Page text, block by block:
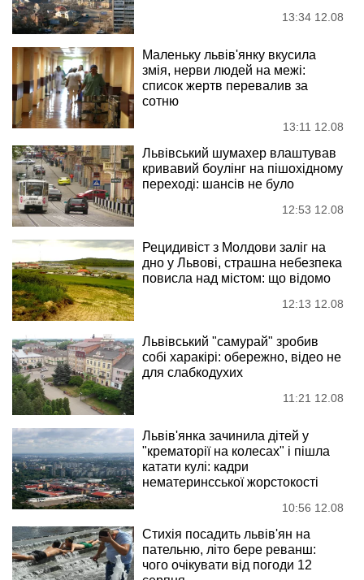
13:34 12.08
Маленьку львів'янку вкусила
змія, нерви людей на межі:
список жертв перевалив за
сотню
13:11 12.08
Львівський шумахер влаштував
кривавий боулінг на пішохідному
переході: шансів не було
12:53 12.08
Рецидивіст з Молдови заліг на
дно у Львові, страшна небезпека
повисла над містом: що відомо
12:13 12.08
Львівський "самурай" зробив
собі харакірі: обережно, відео не
для слабкодухих
11:21 12.08
Львів'янка зачинила дітей у
"крематорії на колесах" і пішла
катати кулі: кадри
нематеринсської жорстокості
10:56 12.08
Стихія посадить львів'ян на
пательню, літо бере реванш:
чого очікувати від погоди 12